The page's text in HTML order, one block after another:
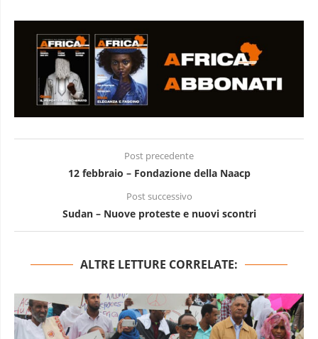
Post precedente
12 febbraio – Fondazione della Naacp
Post successivo
Sudan – Nuove proteste e nuovi scontri
ALTRE LETTURE CORRELATE: